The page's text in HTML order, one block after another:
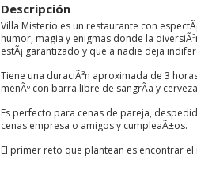
Descripción
Villa Misterio es un restaurante con
humor, magia y enigmas donde la
estÃ¡ garantizado y que a nadie deja
Tiene una duraciÃ³n aproximada de 3
menÃº con barra libre de sangrÃ­a y
Es perfecto para cenas de pareja,
cenas empresa o amigos y cumpleaÃ±os.
El primer reto que plantean es encontrar el